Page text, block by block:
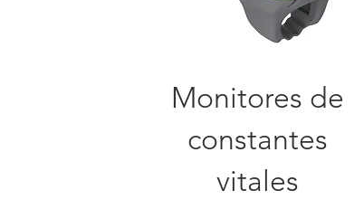
Monitores de
constantes
vitales